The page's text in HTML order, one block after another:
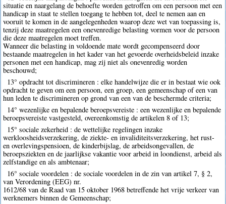
situatie en naargelang de behoefte worden getroffen om een persoon met een
handicap in staat te stellen toegang te hebben tot, deel te nemen aan en
vooruit te komen in de aangelegenheden waarop deze wet van toepassing is,
tenzij deze maatregelen een onevenredige belasting vormen voor de persoon
die deze maatregelen moet treffen.
Wanneer die belasting in voldoende mate wordt gecompenseerd door
bestaande maatregelen in het kader van het gevoerde overheidsbeleid inzake
personen met een handicap, mag zij niet als onevenredig worden
beschouwd;
13° opdracht tot discrimineren : elke handelwijze die er in bestaat wie ook
opdracht te geven om een persoon, een groep, een gemeenschap of een van
hun leden te discrimineren op grond van een van de beschermde criteria;
14° wezenlijke en bepalende beroepsvereiste : een wezenlijke en bepalende
beroepsvereiste vastgesteld, overeenkomstig de artikelen 8 of 13;
15° sociale zekerheid : de wettelijke regelingen inzake
werkloosheidsverzekering, de ziekte- en invaliditeitsverzekering, het rust-
en overlevingspensioen, de kinderbijslag, de arbeidsongevallen, de
beroepsziekten en de jaarlijkse vakantie voor arbeid in loondienst, arbeid als
zelfstandige en als ambtenaar;
16° sociale voordelen : de sociale voordelen in de zin van artikel 7, § 2,
van Verordening (EEG) nr.
1612/68 van de Raad van 15 oktober 1968 betreffende het vrije verkeer van
werknemers binnen de Gemeenschap;